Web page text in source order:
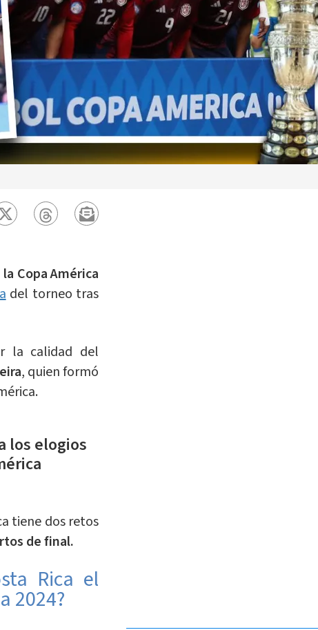
Copa América
del torneo tras
la calidad del
, quien formó
los elogios
tiene dos retos
de final.
Rica el
2024?